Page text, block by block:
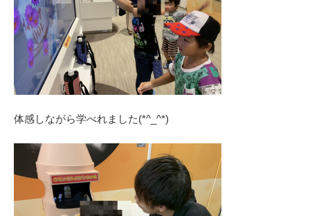
体感しながら学べれました(*^_^*)